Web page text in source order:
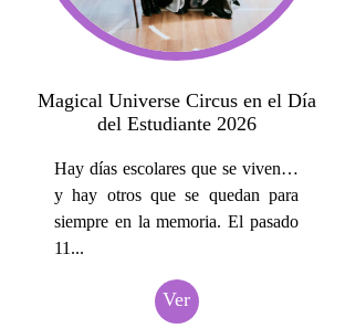
Magical Universe Circus en el Día
del Estudiante 2026
Hay días escolares que se viven…
y hay otros que se quedan para
siempre en la memoria. El pasado
11...
Ver